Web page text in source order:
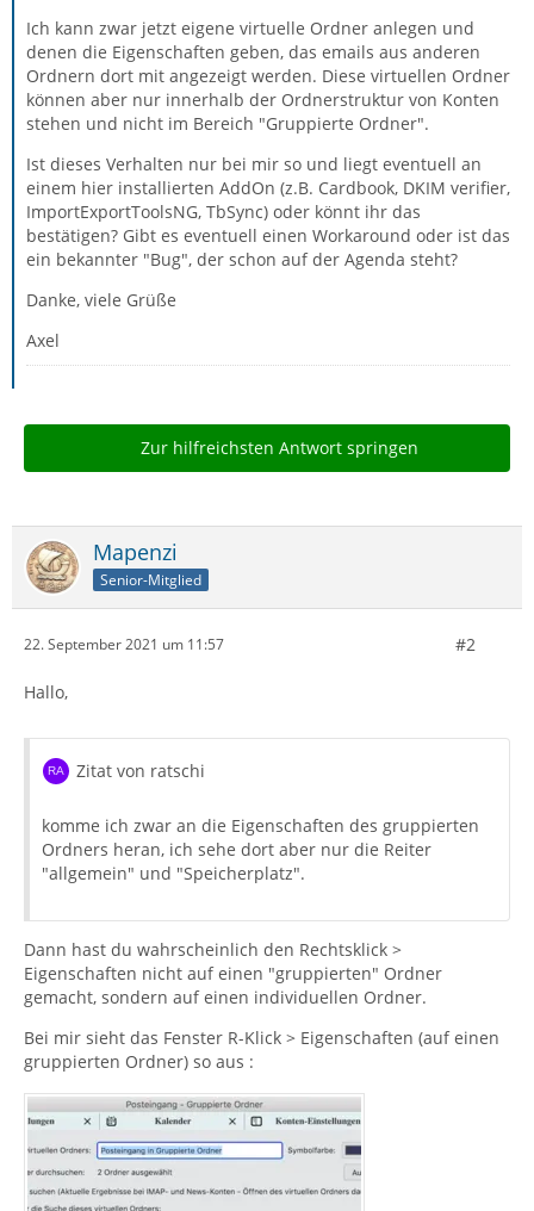
Ich kann zwar jetzt eigene virtuelle Ordner anlegen und
denen die Eigenschaften geben, das emails aus anderen
Ordnern dort mit angezeigt werden. Diese virtuellen Ordner
können aber nur innerhalb der Ordnerstruktur von Konten
stehen und nicht im Bereich "Gruppierte Ordner".
Ist dieses Verhalten nur bei mir so und liegt eventuell an
einem hier installierten AddOn (z.B. Cardbook, DKIM verifier,
ImportExportToolsNG, TbSync) oder könnt ihr das
bestätigen? Gibt es eventuell einen Workaround oder ist das
ein bekannter "Bug", der schon auf der Agenda steht?
Danke, viele Grüße
Axel
Zur hilfreichsten Antwort springen
Mapenzi
Senior-Mitglied
22. September 2021 um 11:57 #2
Hallo,
Zitat von ratschi
komme ich zwar an die Eigenschaften des gruppierten
Ordners heran, ich sehe dort aber nur die Reiter
"allgemein" und "Speicherplatz".
Dann hast du wahrscheinlich den Rechtsklick >
Eigenschaften nicht auf einen "gruppierten" Ordner
gemacht, sondern auf einen individuellen Ordner.
Bei mir sieht das Fenster R-Klick > Eigenschaften (auf einen
gruppierten Ordner) so aus :